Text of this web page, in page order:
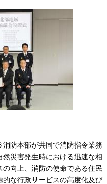
防本部が共同で消防指令業務
災害発生時における迅速な相
向上、消防の使命である住民
な行政サービスの高度化及び